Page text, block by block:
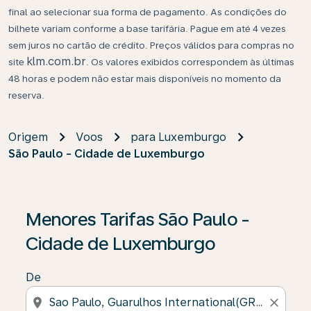
final ao selecionar sua forma de pagamento. As condições do
bilhete variam conforme a base tarifária. Pague em até 4 vezes
sem juros no cartão de crédito. Preços válidos para compras no
site klm.com.br . Os valores exibidos correspondem às últimas
48 horas e podem não estar mais disponíveis no momento da
reserva.
Origem Voos
para Luxemburgo
São Paulo - Cidade de Luxemburgo
Menores Tarifas São Paulo -
Cidade de Luxemburgo
De
location_on close